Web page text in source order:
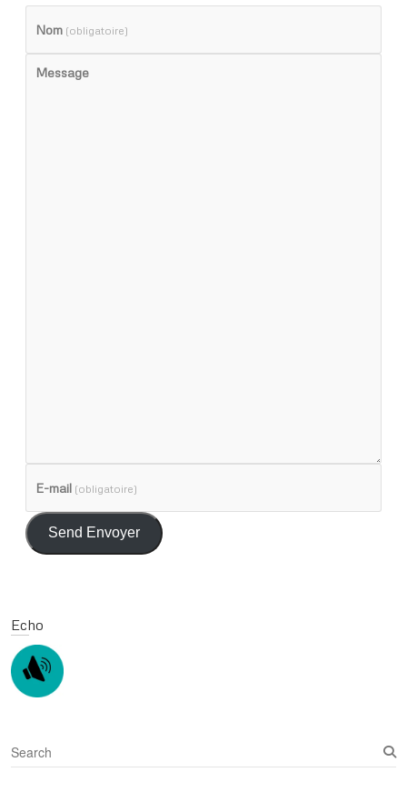
Nom (obligatoire)
Message
E-mail (obligatoire)
Send Envoyer
Echo
S
e